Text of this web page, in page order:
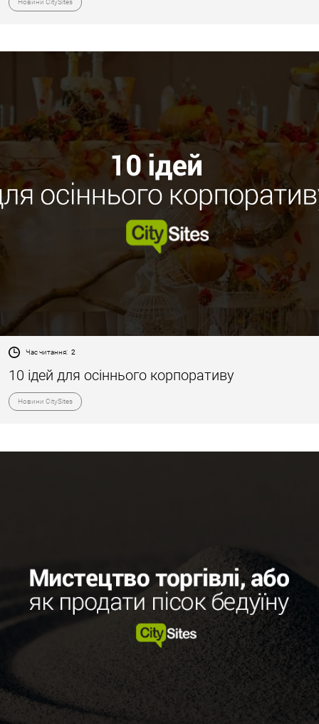
Новини CitySites
Час читання: 2
10 ідей для осіннього корпоративу
Новини CitySites